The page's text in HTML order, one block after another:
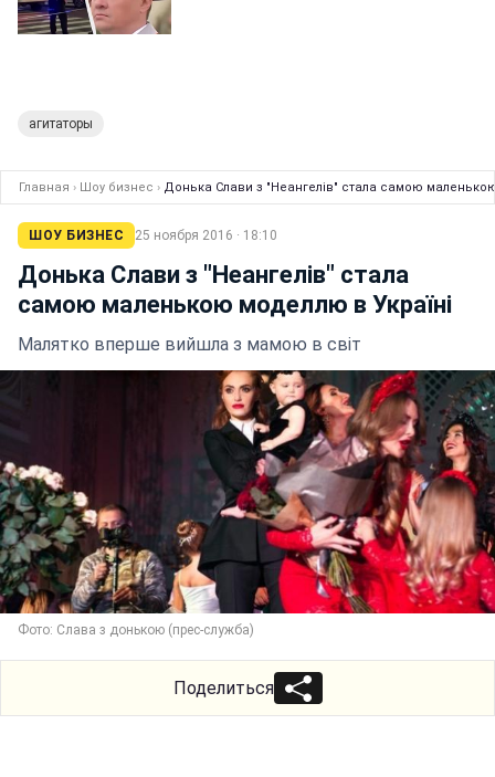
агитаторы
Главная › Шоу бизнес › Донька Слави з "Неангелів" стала самою
ШОУ БИЗНЕС 25 ноября 2016 · 18:10
Донька Слави з "Неангелів" стала
самою маленькою моделлю в Україні
Малятко вперше вийшла з мамою в світ
Фото: Слава з донькою (прес-служба)
Поделиться